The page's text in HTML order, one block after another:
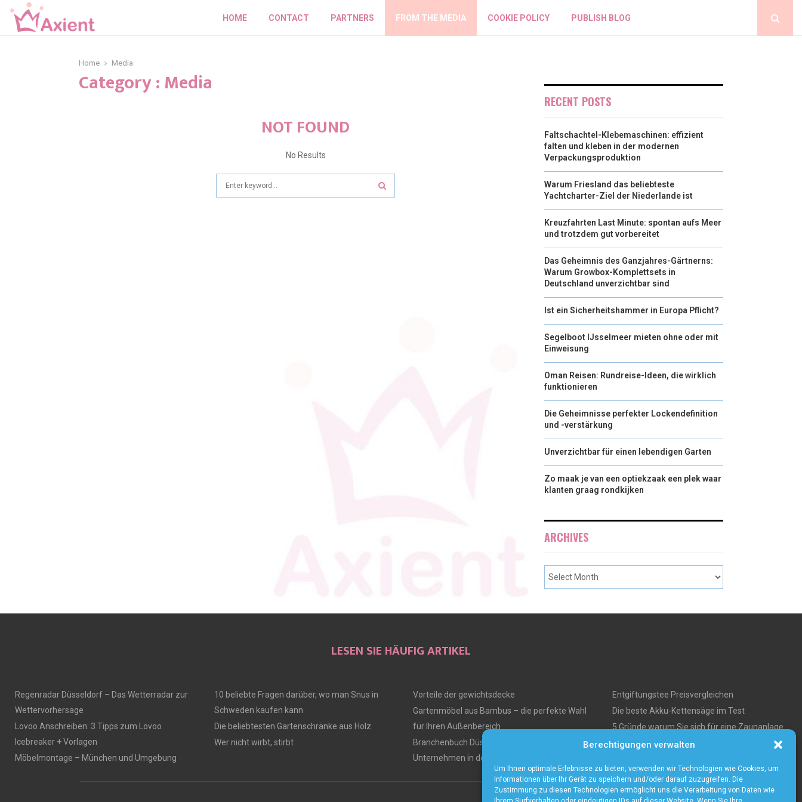
Berechtigungen verwalten
Um Ihnen optimale Erlebnisse zu bieten, verwenden wir Technologien wie Cookies, um
Informationen über Ihr Gerät zu speichern und/oder darauf zuzugreifen. Die
Zustimmung zu diesen Technologien ermöglicht uns die Verarbeitung von Daten wie
HOME CONTACT PARTNERS FROM THE MEDIA COOKIE POLICY PUBLISH BLOG
Home Media
Category : Media
NOT FOUND
No Results
RECENT POSTS
Faltschachtel-Klebemaschinen: effizient
falten und kleben in der modernen
Verpackungsproduktion
Warum Friesland das beliebteste
Yachtcharter-Ziel der Niederlande ist
Kreuzfahrten Last Minute: spontan aufs Meer
und trotzdem gut vorbereitet
Das Geheimnis des Ganzjahres-Gärtnerns:
Warum Growbox-Komplettsets in
Deutschland unverzichtbar sind
Ist ein Sicherheitshammer in Europa Pflicht?
Segelboot IJsselmeer mieten ohne oder mit
Einweisung
Oman Reisen: Rundreise-Ideen, die wirklich
funktionieren
Die Geheimnisse perfekter Lockendefinition
und -verstärkung
Unverzichtbar für einen lebendigen Garten
Zo maak je van een optiekzaak een plek waar
klanten graag rondkijken
ARCHIVES
LESEN SIE HÄUFIG ARTIKEL
Regenradar Düsseldorf – Das Wetterradar zur
Wettervorhersage
Lovoo Anschreiben: 3 Tipps zum Lovoo
Icebreaker + Vorlagen
Möbelmontage – München und Umgebung
10 beliebte Fragen darüber, wo man Snus in
Schweden kaufen kann
Die beliebtesten Gartenschränke aus Holz
Wer nicht wirbt, stirbt
Vorteile der gewichtsdecke
Gartenmöbel aus Bambus – die perfekte Wahl
für Ihren Außenbereich
Branchenbuch Düsseldorf – Alles über
Unternehmen in der Region
Entgiftungstee Preisvergleichen
Die beste Akku-Kettensäge im Test
5 Gründe warum Sie sich für eine Zaunanlage
entscheiden sollten